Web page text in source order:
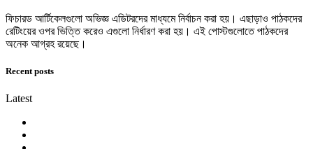
ফিচারড আর্টিকেলগুলো অভিজ্ঞ এডিটরদের মাধ্যমে নির্বাচন করা হয়। এছাড়াও পাঠকদের
রেটিংয়ের ওপর ভিত্তি করেও এগুলো নির্ধারণ করা হয়। এই পোস্টগুলোতে পাঠকদের
অনেক আগ্রহ রয়েছে।
Recent posts
Latest